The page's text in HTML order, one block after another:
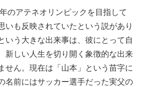
のアテネオリンピックを目指して
いも反映されていたという説があり
いう大きな出来事は、彼にとって自
新しい人生を切り開く象徴的な出来
せん。現在は「山本」という苗字に
名前にはサッカー選手だった実父の